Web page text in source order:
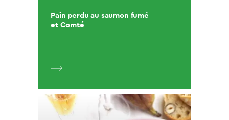
Pain perdu au saumon fumé
et Comté